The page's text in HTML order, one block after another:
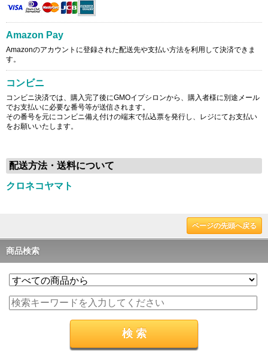
Amazon Pay
Amazonのアカウントに登録された配送先や支払い方法を利用して決済できま
す。
コンビニ
コンビニ決済では、購入完了後にGMOイプシロンから、購入者様に別途メール
でお支払いに必要な番号等が送信されます。
その番号を元にコンビニ備え付けの端末で払込票を発行し、レジにてお支払い
をお願いいたします。
配送方法・送料について
クロネコヤマト
ページの先頭へ戻る
商品検索